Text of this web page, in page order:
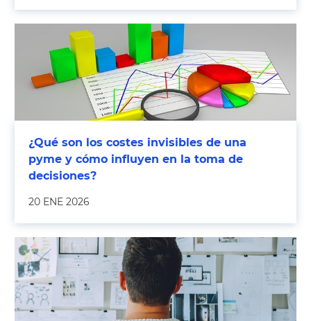
¿Qué son los costes invisibles de una
pyme y cómo influyen en la toma de
decisiones?
20 ENE 2026